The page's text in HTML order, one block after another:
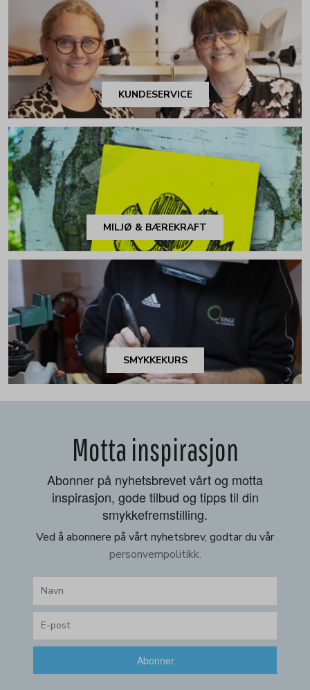
KUNDESERVICE
MILJØ & BÆREKRAFT
SMYKKEKURS
Motta inspirasjon
Abonner på nyhetsbrevet vårt og motta
inspirasjon, gode tilbud og tipps til din
smykkefremstilling.
Ved å abonnere på vårt nyhetsbrev, godtar du vår
personvernpolitikk.
Abonner